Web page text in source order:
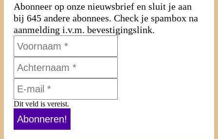
Abonneer op onze nieuwsbrief en sluit je aan
bij 645 andere abonnees. Check je spambox na
aanmelding i.v.m. bevestigingslink.
Dit veld is vereist.